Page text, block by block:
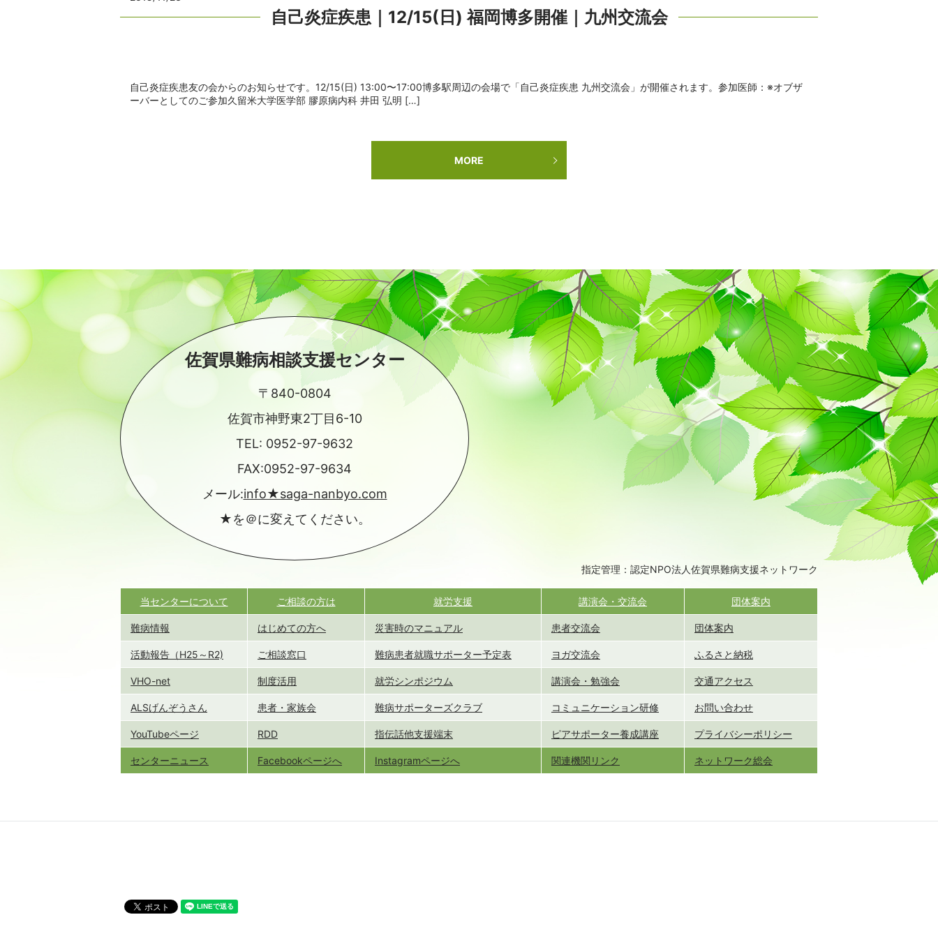
自己炎症疾患｜12/15(日) 福岡博多開催｜九州交流会
自己炎症疾患友の会からのお知らせです。12/15(日) 13:00〜17:00博多駅周辺の会場で「自己炎症疾患 九州交流会」が開催されます。参加医師：※オブザ
ーバーとしてのご参加久留米大学医学部 膠原病内科 井田 弘明 […]
MORE
佐賀県難病相談支援センター
〒840-0804
佐賀市神野東2丁目6-10
TEL: 0952-97-9632
FAX:0952-97-9634
メール:info★saga-nanbyo.com
★を＠に変えてください。
指定管理：認定NPO法人佐賀県難病支援ネットワーク
当センターについて ご相談の方は 就労支援 講演会・交流会 団体案内
難病情報 はじめての方へ 災害時のマニュアル 患者交流会 団体案内
活動報告（H25～R2) ご相談窓口 難病患者就職サポーター予定表 ヨガ交流会 ふるさと納税
VHO-net 制度活用 就労シンポジウム 講演会・勉強会 交通アクセス
ALSげんぞうさん 患者・家族会 難病サポーターズクラブ コミュニケーション研修 お問い合わせ
YouTubeページ RDD 指伝話他支援端末 ピアサポーター養成講座 プライバシーポリシー
センターニュース Facebookページへ Instagramページへ 関連機関リンク ネットワーク総会